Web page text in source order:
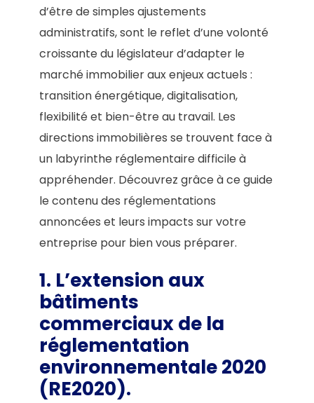
d’être de simples ajustements
administratifs, sont le reflet d’une volonté
croissante du législateur d’adapter le
marché immobilier aux enjeux actuels :
transition énergétique, digitalisation,
flexibilité et bien-être au travail. Les
directions immobilières se trouvent face à
un labyrinthe réglementaire difficile à
appréhender. Découvrez grâce à ce guide
le contenu des réglementations
annoncées et leurs impacts sur votre
entreprise pour bien vous préparer.
1. L’extension aux
bâtiments
commerciaux de la
réglementation
environnementale 2020
(RE2020).